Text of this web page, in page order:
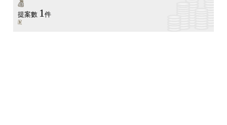
提案數 1件